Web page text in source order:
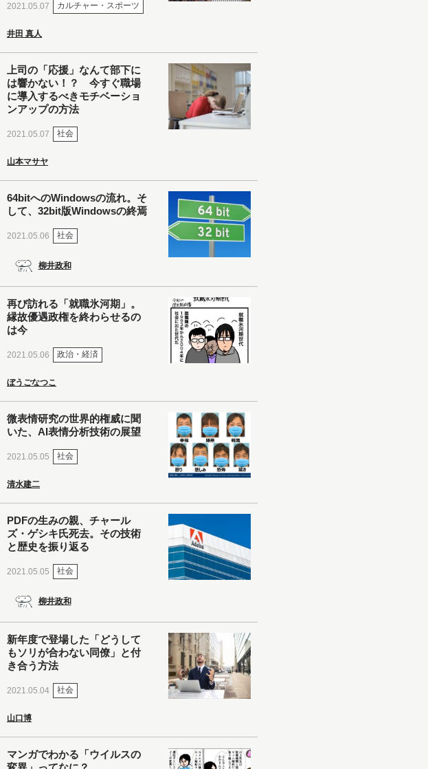
2021.05.07 カルチャー・スポーツ
井田 真人
上司の「応援」なんて部下に
は響かない！？ 今すぐ職場
に導入するべきモチベーショ
ンアップの方法
2021.05.07 社会
山本マサヤ
64bitへのWindowsの流れ。そ
して、32bit版Windowsの終焉
2021.05.06 社会
柳井政和
再び訪れる「就職氷河期」。
縁故優遇政権を終わらせるの
は今
2021.05.06 政治・経済
ぼうごなつこ
微表情研究の世界的権威に聞
いた、AI表情分析技術の展望
2021.05.05 社会
清水建二
PDFの生みの親、チャール
ズ・ゲシキ氏死去。その技術
と歴史を振り返る
2021.05.05 社会
柳井政和
新年度で登場した「どうして
もソリが合わない同僚」と付
き合う方法
2021.05.04 社会
山口博
マンガでわかる「ウイルスの